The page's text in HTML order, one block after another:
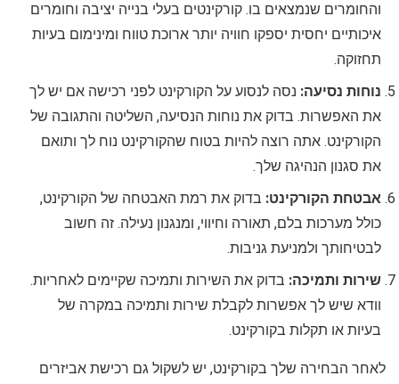
והחומרים שנמצאים בו. קורקינטים בעלי בנייה יציבה וחומרים
איכותיים יחסית יספקו חוויה יותר ארוכת טווח ומינימום בעיות
תחזוקה.
נוחות נסיעה: נסה לנסוע על הקורקינט לפני רכישה אם יש לך
את האפשרות. בדוק את נוחות הנסיעה, השליטה והתגובה של
הקורקינט. אתה רוצה להיות בטוח שהקורקינט נוח לך ותואם
את סגנון הנהיגה שלך.
אבטחת הקורקינט: בדוק את רמת האבטחה של הקורקינט,
כולל מערכות בלם, תאורה וחיווי, ומנגנון נעילה. זה חשוב
לבטיחותך ולמניעת גניבות.
שירות ותמיכה: בדוק את השירות ותמיכה שקיימים לאחריות.
וודא שיש לך אפשרות לקבלת שירות ותמיכה במקרה של
בעיות או תקלות בקורקינט.
לאחר הבחירה שלך בקורקינט, יש לשקול גם רכישת אביזרים